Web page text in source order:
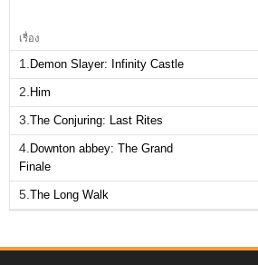
เรื่อง
1. Demon Slayer: Infinity Castle
2. Him
3. The Conjuring: Last Rites
4. Downton abbey: The Grand
Finale
5. The Long Walk